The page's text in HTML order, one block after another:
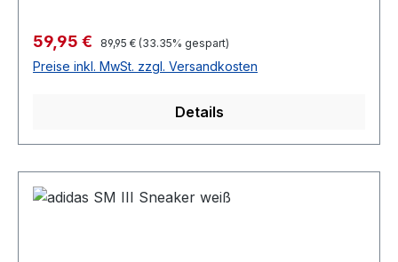
Verkaufspreis:
59,95 € Regulärer Preis:
89,95 € (33.35% gespart)
Preise inkl. MwSt. zzgl. Versandkosten
Details